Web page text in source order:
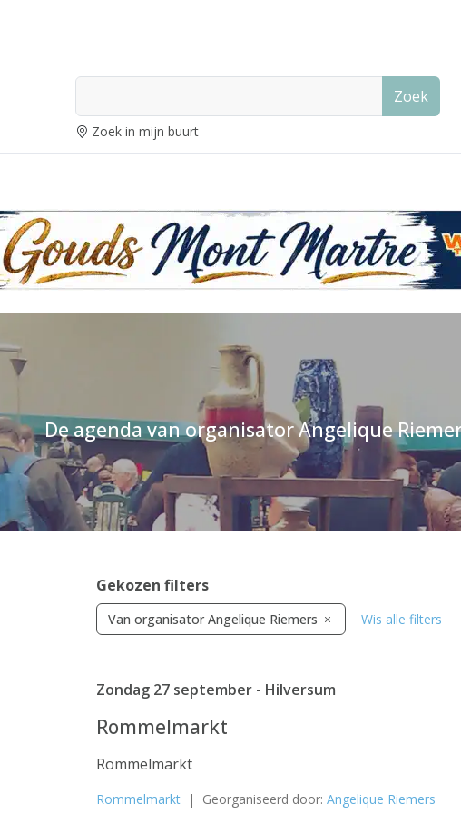
Zoek
Zoek in mijn buurt
De agenda van organisator Angelique
Gekozen filters
Van organisator Angelique Riemers Wis alle filters
Zondag 27 september - Hilversum
Rommelmarkt
Rommelmarkt
Rommelmarkt | Georganiseerd door: Angelique Riemers